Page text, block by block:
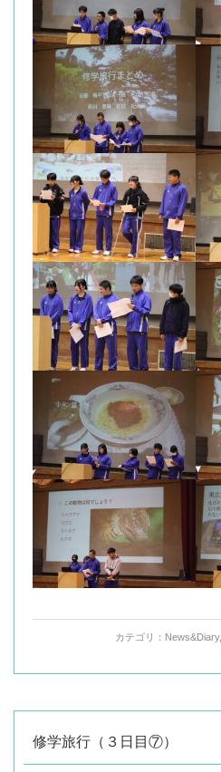
カテゴリ： News&Diary,
修学旅行（３日目⑦）